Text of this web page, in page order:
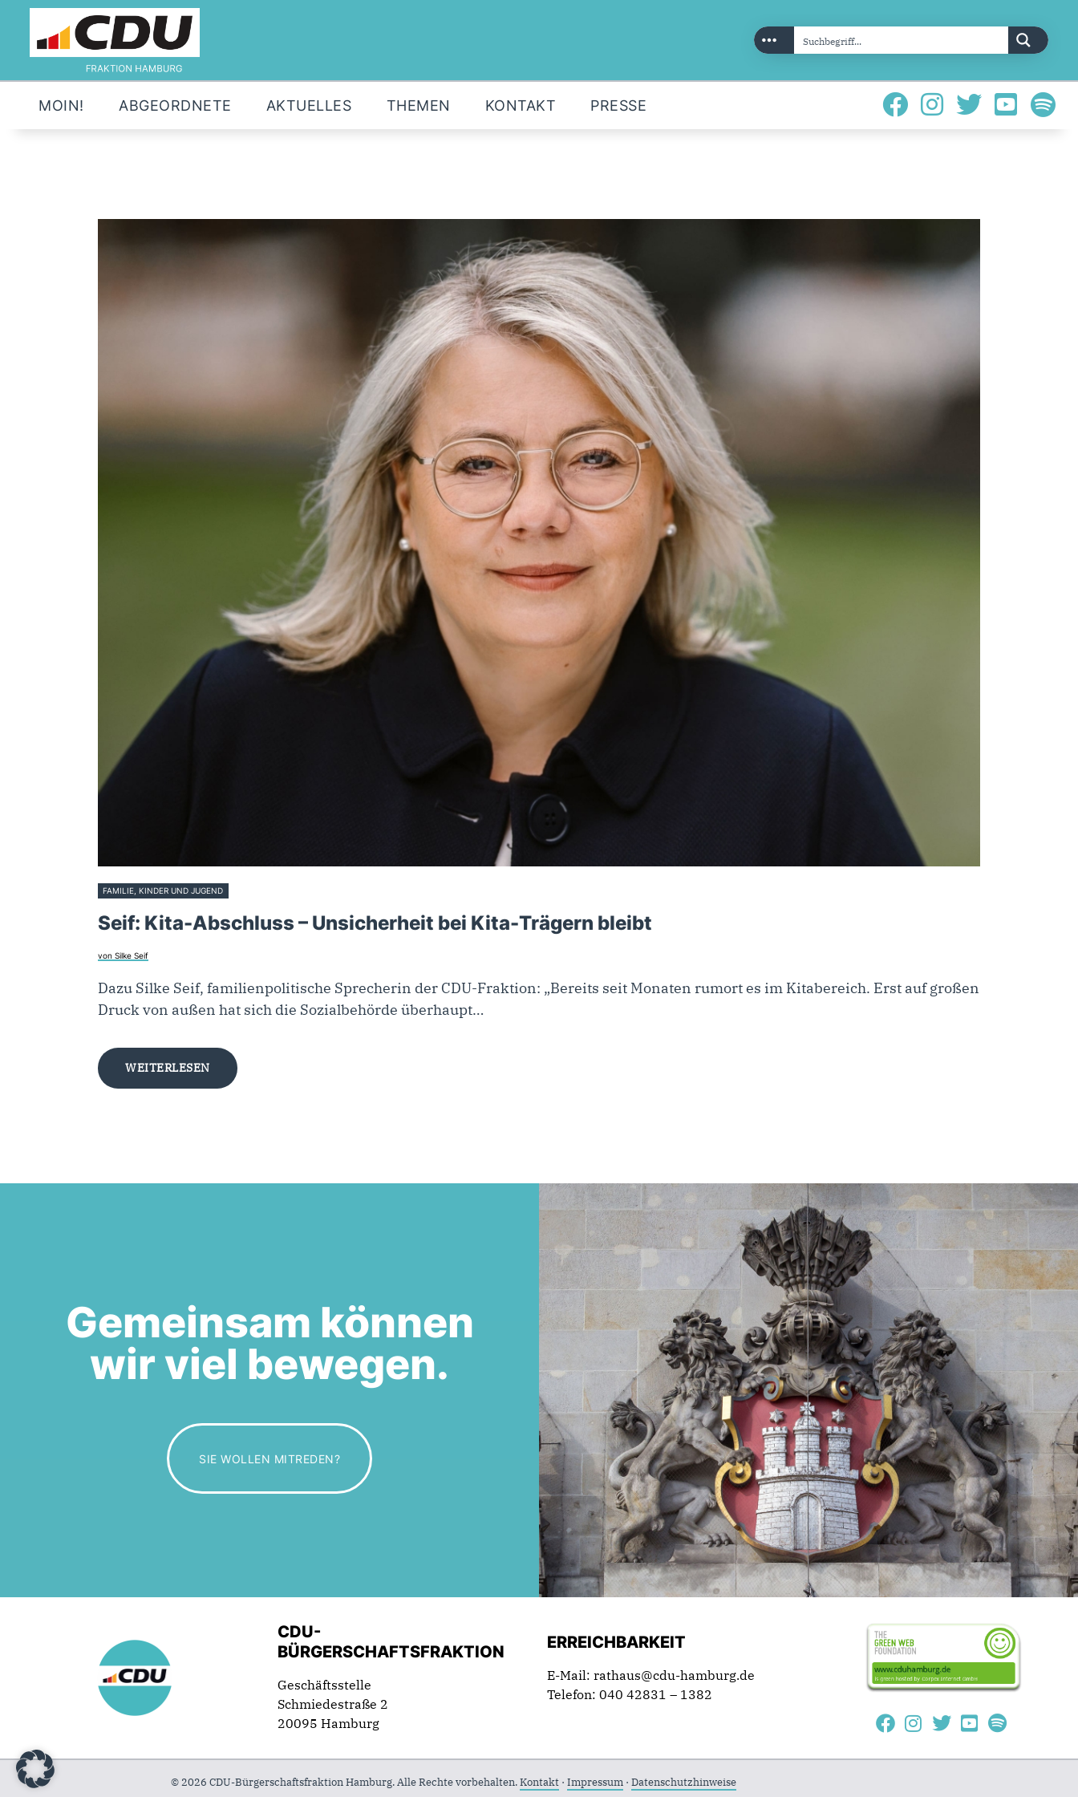
MOIN! ABGEORDNETE AKTUELLES THEMEN KONTAKT PRESSE
AKTUELLES
PRESSE
FAMILIE, KINDER UND JUGEND
Seif: Kita-Abschluss – Unsicherheit bei Kita-Trägern bleibt
von Silke Seif
Dazu Silke Seif, familienpolitische Sprecherin der CDU-Fraktion: „Bereits seit Monaten rumort es im Kitabereich. Erst auf großen
Druck von außen hat sich die Sozialbehörde überhaupt…
WEITERLESEN
Gemeinsam können
wir viel bewegen.
SIE WOLLEN MITREDEN?
CDU-
BÜRGERSCHAFTSFRAKTION
Geschäftsstelle
Schmiedestraße 2
20095 Hamburg
ERREICHBARKEIT
E-Mail: rathaus@cdu-hamburg.de
Telefon: 040 42831 – 1382
© 2026 CDU-Bürgerschaftsfraktion Hamburg. Alle Rechte vorbehalten.Kontakt· Impressum· Datenschutzhinweise